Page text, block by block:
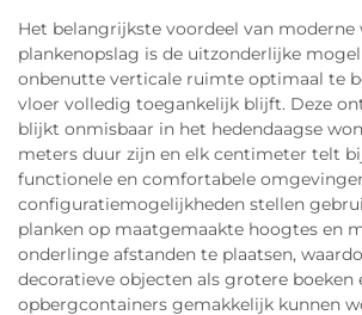
Het belangrijkste voordeel van moderne
plankenopslag is de uitzonderlijke
onbenutte verticale ruimte optimaal te
vloer volledig toegankelijk blijft. Deze
blijkt onmisbaar in het hedendaagse
meters duur zijn en elk centimeter telt
functionele en comfortabele
configuratiemogelijkheden stellen
planken op maatgemaakte hoogtes en
onderlinge afstanden te plaatsen,
decoratieve objecten als grotere boeken
opbergcontainers gemakkelijk kunnen